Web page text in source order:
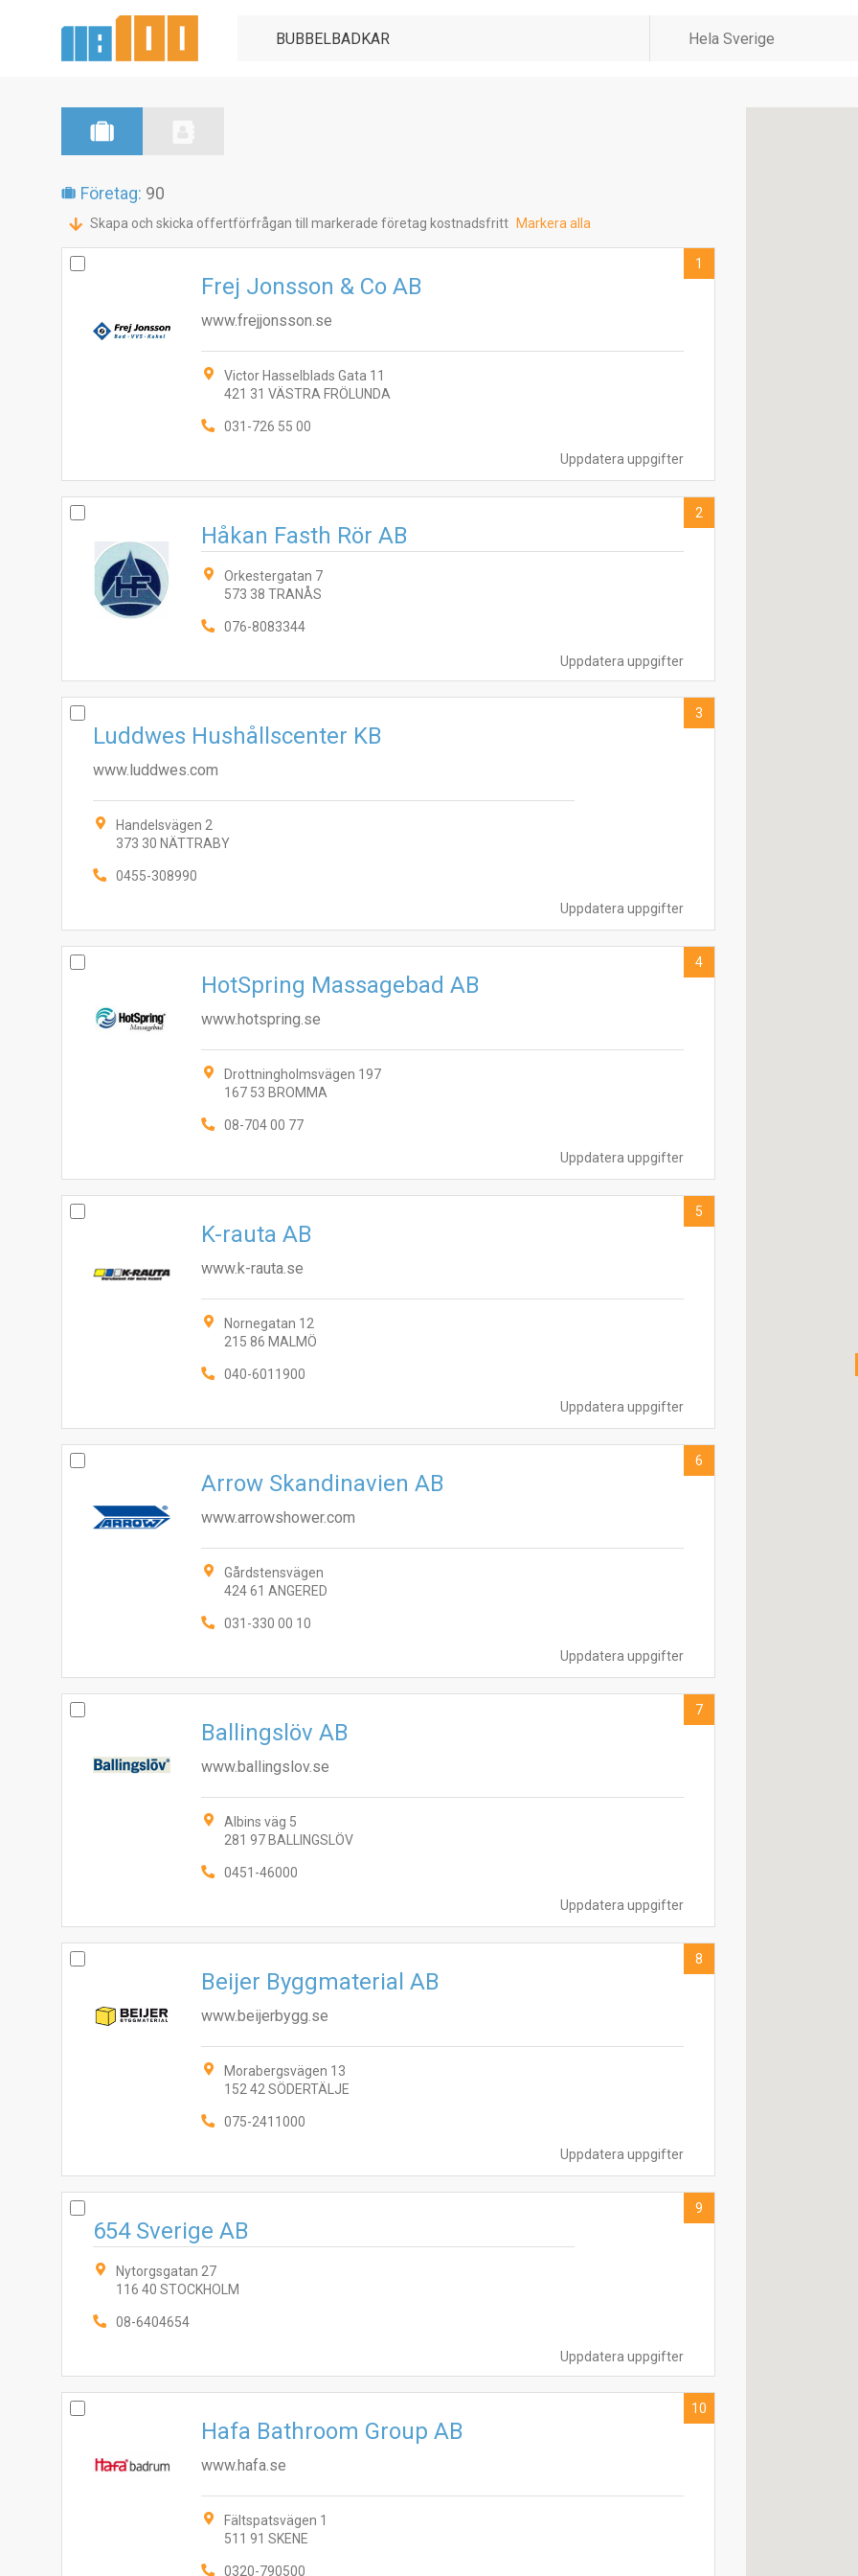
Företag: 90
Skapa och skicka offertförfrågan till markerade företag kostnadsfritt Markera alla
Uppdatera uppgifter
Frej Jonsson & Co AB
www.frejjonsson.se
Victor Hasselblads Gata 11
421 31 VÄSTRA FRÖLUNDA
031-726 55 00
1
Uppdatera uppgifter
Håkan Fasth Rör AB
Orkestergatan 7
573 38 TRANÅS
076-8083344
2
Uppdatera uppgifter
Luddwes Hushållscenter KB
www.luddwes.com
Handelsvägen 2
373 30 NÄTTRABY
0455-308990
3
Uppdatera uppgifter
HotSpring Massagebad AB
www.hotspring.se
Drottningholmsvägen 197
167 53 BROMMA
08-704 00 77
4
Uppdatera uppgifter
K-rauta AB
www.k-rauta.se
Nornegatan 12
215 86 MALMÖ
040-6011900
5
Uppdatera uppgifter
Arrow Skandinavien AB
www.arrowshower.com
Gårdstensvägen
424 61 ANGERED
031-330 00 10
6
Uppdatera uppgifter
Ballingslöv AB
www.ballingslov.se
Albins väg 5
281 97 BALLINGSLÖV
0451-46000
7
Uppdatera uppgifter
Beijer Byggmaterial AB
www.beijerbygg.se
Morabergsvägen 13
152 42 SÖDERTÄLJE
075-2411000
8
Uppdatera uppgifter
654 Sverige AB
Nytorgsgatan 27
116 40 STOCKHOLM
08-6404654
9
Hafa Bathroom Group AB
www.hafa.se
Fältspatsvägen 1
511 91 SKENE
0320-790500
10